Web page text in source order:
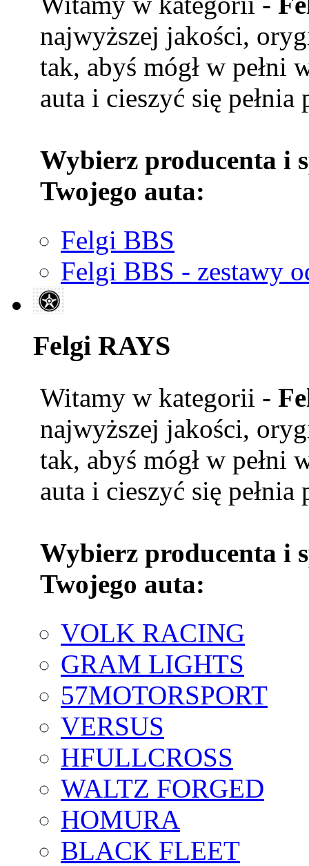
najwyższej jakości,
tak, abyś mógł w pełni
auta i cieszyć się
Wybierz producenta i
Twojego auta:
Felgi BBS
Felgi BBS - zestawy
Felgi RAYS
Witamy w kategorii -
najwyższej jakości,
tak, abyś mógł w pełni
auta i cieszyć się
Wybierz producenta i
Twojego auta:
VOLK RACING
GRAM LIGHTS
57MOTORSPORT
VERSUS
HFULLCROSS
WALTZ FORGED
HOMURA
BLACK FLEET